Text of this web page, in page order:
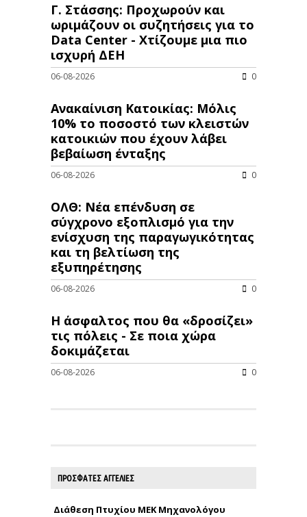
Γ. Στάσσης: Προχωρούν και
ωριμάζουν οι συζητήσεις για το
Data Center - Χτίζουμε μια πιο
ισχυρή ΔΕΗ
06-08-2026 0
Ανακαίνιση Κατοικίας: Μόλις
10% το ποσοστό των κλειστών
κατοικιών που έχουν λάβει
βεβαίωση ένταξης
06-08-2026 0
ΟΛΘ: Νέα επένδυση σε
σύγχρονο εξοπλισμό για την
ενίσχυση της παραγωγικότητας
και τη βελτίωση της
εξυπηρέτησης
06-08-2026 0
Η άσφαλτος που θα «δροσίζει»
τις πόλεις - Σε ποια χώρα
δοκιμάζεται
06-08-2026 0
ΠΡΟΣΦΑΤΕΣ ΑΓΓΕΛΙΕΣ
Διάθεση Πτυχίου ΜΕΚ Μηχανολόγου